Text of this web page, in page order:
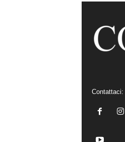
Contattaci: